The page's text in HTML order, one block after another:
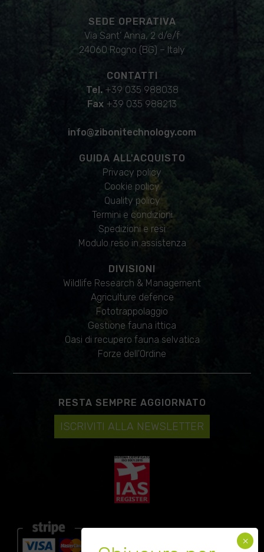
SEDE OPERATIVA
Via Sant’ Anna, 2 d/e/f
24060 Rogno (BG) – Italy
CONTATTI
Tel.+39 035 988038
Fax +39 035 988213
info@zibonitechnology.com
GUIDA ALL'ACQUISTO
Privacy policy
Cookie policy
Quality policy
Termini e condizioni
Spedizioni e resi
Modulo reso in assistenza
DIVISIONI
Wildlife Research & Management
Agriculture defence
Fototrappolaggio
Gestione fauna ittica
Oasi di recupero fauna selvatica
Forze dell'Ordine
RESTA SEMPRE AGGIORNATO
ISCRIVITI ALLA NEWSLETTER